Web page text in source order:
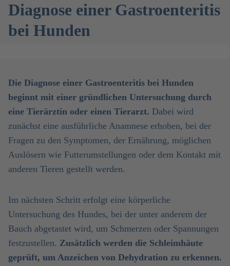
Diagnose einer Gastroenteritis
bei Hunden
Die Diagnose einer Gastroenteritis bei Hunden
beginnt mit einer gründlichen Untersuchung durch
eine Tierärztin oder einen Tierarzt. Dabei wird
zunächst eine ausführliche Anamnese erhoben, bei der
Fragen zu den Symptomen, der Ernährung, möglichen
Auslösern wie Futterumstellungen oder dem Kontakt mit
anderen Tieren gestellt werden.
Im nächsten Schritt erfolgt eine körperliche
Untersuchung des Hundes, bei der unter anderem der
Bauch abgetastet wird, um Schmerzen oder Spannungen
festzustellen. Zusätzlich werden die Schleimhäute
geprüft, um Anzeichen von Dehydration zu erkennen.